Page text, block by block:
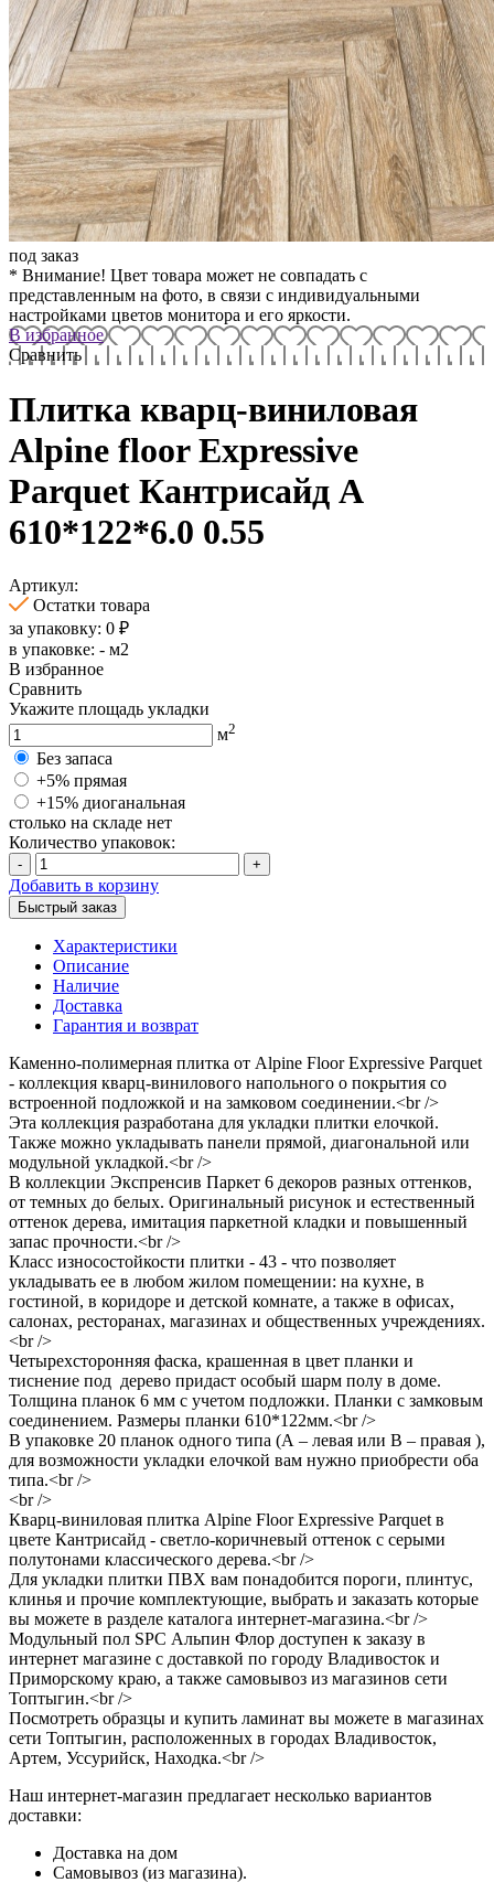
под заказ
* Внимание! Цвет товара может не совпадать с
представленным на фото, в связи с индивидуальными
настройками цветов монитора и его яркости.
В избранное
Сравнить
Плитка кварц-виниловая
Alpine floor Expressive
Parquet Кантрисайд А
610*122*6.0 0.55
Артикул:
Остатки товара
за упаковку: 0 ₽
в упаковке: - м2
В избранное
Сравнить
Укажите площадь укладки
м2
Без запаса
+5% прямая
+15% диоганальная
столько на складе нет
Количество упаковок:
- +
Добавить в корзину
Быстрый заказ
Характеристики
Описание
Наличие
Доставка
Гарантия и возврат
Каменно-полимерная плитка от Alpine Floor Expressive Parquet
- коллекция кварц-винилового напольного о покрытия со
встроенной подложкой и на замковом соединении.<br />
Эта коллекция разработана для укладки плитки елочкой.
Также можно укладывать панели прямой, диагональной или
модульной укладкой.<br />
В коллекции Экспренсив Паркет 6 декоров разных оттенков,
от темных до белых. Оригинальный рисунок и естественный
оттенок дерева, имитация паркетной кладки и повышенный
запас прочности.<br />
Класс износостойкости плитки - 43 - что позволяет
укладывать ее в любом жилом помещении: на кухне, в
гостиной, в коридоре и детской комнате, а также в офисах,
салонах, ресторанах, магазинах и общественных учреждениях.
<br />
Четырехсторонняя фаска, крашенная в цвет планки и
тиснение под дерево придаст особый шарм полу в доме.
Толщина планок 6 мм с учетом подложки. Планки с замковым
соединением. Размеры планки 610*122мм.<br />
В упаковке 20 планок одного типа (А – левая или B – правая ),
для возможности укладки елочкой вам нужно приобрести оба
типа.<br />
<br />
Кварц-виниловая плитка Alpine Floor Expressive Parquet в
цвете Кантрисайд - светло-коричневый оттенок с серыми
полутонами классического дерева.<br />
Для укладки плитки ПВХ вам понадобится пороги, плинтус,
клинья и прочие комплектующие, выбрать и заказать которые
вы можете в разделе каталога интернет-магазина.<br />
Модульный пол SPC Альпин Флор доступен к заказу в
интернет магазине с доставкой по городу Владивосток и
Приморскому краю, а также самовывоз из магазинов сети
Топтыгин.<br />
Посмотреть образцы и купить ламинат вы можете в магазинах
сети Топтыгин, расположенных в городах Владивосток,
Артем, Уссурийск, Находка.<br />
Наш интернет-магазин предлагает несколько вариантов
доставки:
Доставка на дом
Самовывоз (из магазина).